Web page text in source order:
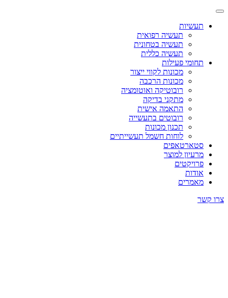
תעשיות
תעשיה רפואית
תעשיה בטחונית
תעשיה כללית
תחומי פעילות
מכונות לקווי ייצור
מכונות הרכבה
רובוטיקה ואוטומציה
מתקני בדיקה
התאמה אישית
רובוטים בתעשייה
תכנון מכונות
לוחות חשמל תעשייתיים
סטארטאפים
מרעיון למוצר
פרויקטים
אודות
מאמרים
צרו קשר